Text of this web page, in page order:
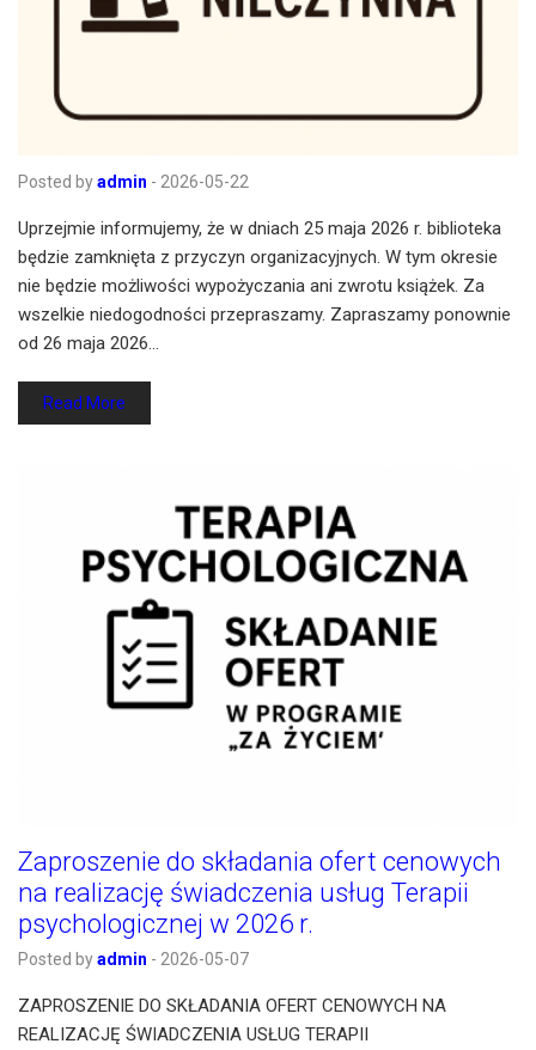
Posted byadmin - 2026-05-22
Uprzejmie informujemy, że w dniach 25 maja 2026 r. biblioteka
będzie zamknięta z przyczyn organizacyjnych. W tym okresie
nie będzie możliwości wypożyczania ani zwrotu książek. Za
wszelkie niedogodności przepraszamy. Zapraszamy ponownie
od 26 maja 2026…
Read More
Zaproszenie do składania ofert cenowych
na realizację świadczenia usług Terapii
psychologicznej w 2026 r.
Posted byadmin - 2026-05-07
ZAPROSZENIE DO SKŁADANIA OFERT CENOWYCH NA
REALIZACJĘ ŚWIADCZENIA USŁUG TERAPII